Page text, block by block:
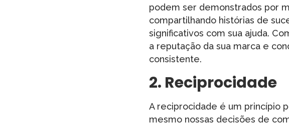
podem ser demonstrados por
compartilhando histórias de
significativos com sua ajuda.
a reputação da sua marca e
consistente.
2. Reciprocidade
A reciprocidade é um princípio
mesmo nossas decisões de